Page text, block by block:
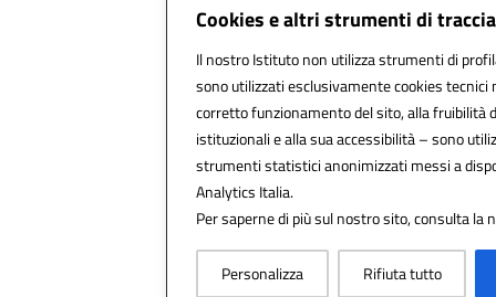
Cookies e altri strumenti di
Il nostro Istituto non utilizza strumenti di
sono utilizzati esclusivamente cookies tecnici
corretto funzionamento del sito, alla fruibilità
istituzionali e alla sua accessibilità – sono
strumenti statistici anonimizzati messi a
Analytics Italia.
Per saperne di più sul nostro sito, consulta la
Personalizza Rifiuta tutto